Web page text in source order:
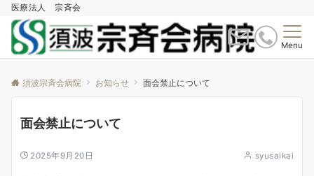
医療法人 宗斉会
Menu
須波宗斉会病院 お知らせ 面会禁止について
面会禁止について
2025年9月20日 syusaikai